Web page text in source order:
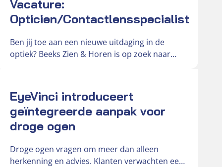
Vacature:
Opticien/Contactlensspecialist
Ben jij toe aan een nieuwe uitdaging in de
optiek? Beeks Zien & Horen is op zoek naar
EyeVinci introduceert
geïntegreerde aanpak voor
droge ogen
Droge ogen vragen om meer dan alleen
herkenning en advies. Klanten verwachten een